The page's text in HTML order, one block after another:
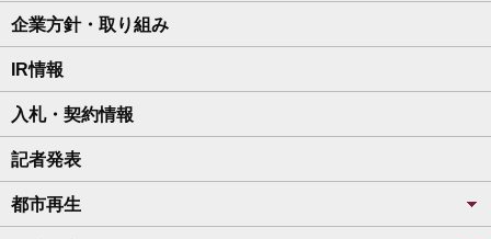
企業方針・取り組み
IR情報
入札・契約情報
記者発表
都市再生